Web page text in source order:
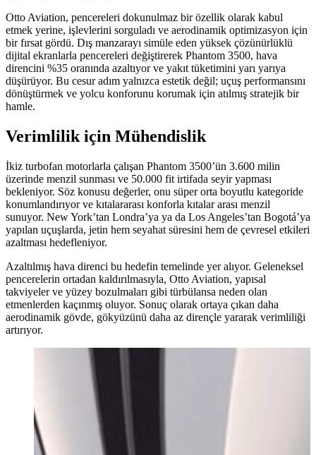
Otto Aviation, pencereleri dokunulmaz bir özellik olarak kabul
etmek yerine, işlevlerini sorguladı ve aerodinamik optimizasyon için
bir fırsat gördü. Dış manzarayı simüle eden yüksek çözünürlüklü
dijital ekranlarla pencereleri değiştirerek Phantom 3500, hava
direncini %35 oranında azaltıyor ve yakıt tüketimini yarı yarıya
düşürüyor. Bu cesur adım yalnızca estetik değil; uçuş performansını
dönüştürmek ve yolcu konforunu korumak için atılmış stratejik bir
hamle.
Verimlilik için Mühendislik
İkiz turbofan motorlarla çalışan Phantom 3500’ün 3.600 milin
üzerinde menzil sunması ve 50.000 fit irtifada seyir yapması
bekleniyor. Söz konusu değerler, onu süper orta boyutlu kategoride
konumlandırıyor ve kıtalararası konforla kıtalar arası menzil
sunuyor. New York’tan Londra’ya ya da Los Angeles’tan Bogotá’ya
yapılan uçuşlarda, jetin hem seyahat süresini hem de çevresel etkileri
azaltması hedefleniyor.
Azaltılmış hava direnci bu hedefin temelinde yer alıyor. Geleneksel
pencerelerin ortadan kaldırılmasıyla, Otto Aviation, yapısal
takviyeler ve yüzey bozulmaları gibi türbülansa neden olan
etmenlerden kaçınmış oluyor. Sonuç olarak ortaya çıkan daha
aerodinamik gövde, gökyüzünü daha az dirençle yararak verimliliği
artırıyor.